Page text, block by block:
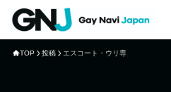
TOP 投稿 エスコート・ウリ専